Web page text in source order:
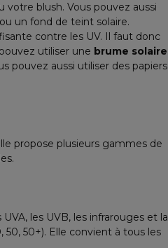
blush. Vous pouvez aussi
un fond de teint solaire.
contre les UV. Il faut donc
utiliser une brume solaire
pouvez aussi utiliser des papiers
propose plusieurs gammes de
les UVB, les infrarouges et la
50+). Elle convient à tous les